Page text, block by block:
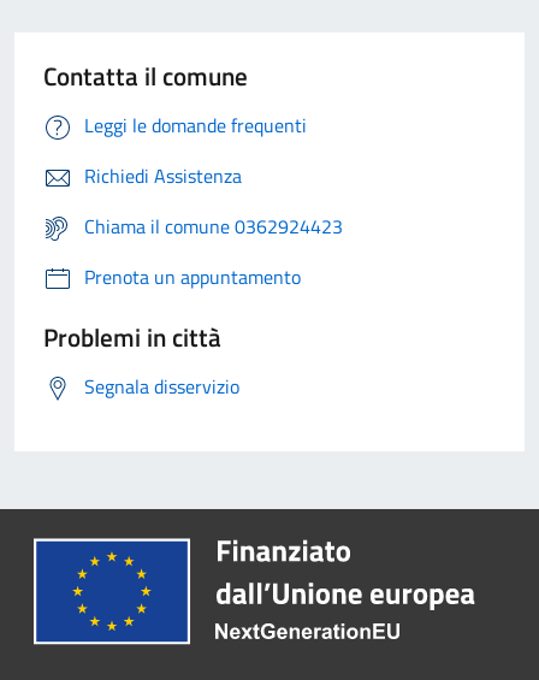
Contatta il comune
Leggi le domande frequenti
Richiedi Assistenza
Chiama il comune 0362924423
Prenota un appuntamento
Problemi in città
Segnala disservizio